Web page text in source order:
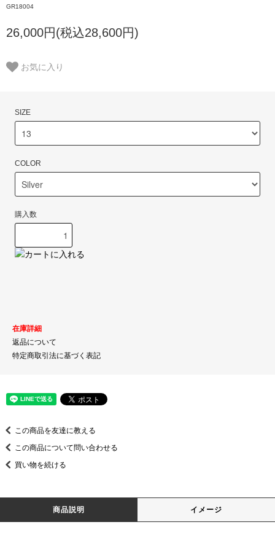
GR18004
26,000円(税込28,600円)
お気に入り
SIZE
COLOR
購入数
在庫詳細
返品について
特定商取引法に基づく表記
この商品を友達に教える
この商品について問い合わせる
買い物を続ける
商品説明 イメージ